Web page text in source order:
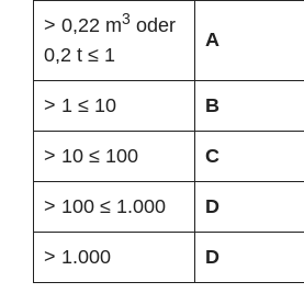
> 0,22 m3 oder
0,2 t ≤ 1
A
> 1 ≤ 10 B
> 10 ≤ 100 C
> 100 ≤ 1.000 D
> 1.000 D